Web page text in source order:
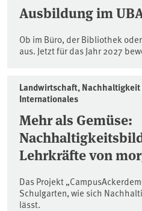
Ausbildung im
Ob im Büro, der Bibliothek
aus. Jetzt für das Jahr 2027
Landwirtschaft, Nachhaltigkeit
Internationales
Mehr als Gemüse:
Lehrkräfte von
Das Projekt
Schulgarten, wie sich
lässt.